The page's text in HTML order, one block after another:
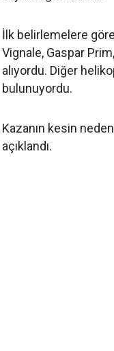
İlk belirlemelere
Vignale, Gaspar
alıyordu. Diğer
bulunuyordu.
Kazanın kesin
açıklandı.